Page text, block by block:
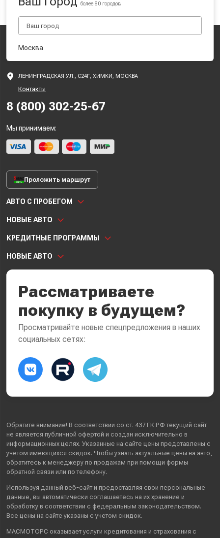
более 80 городов
Москва
ЛЕНИНГРАДСКАЯ УЛ., С24Г, ХИМКИ, МОСКВА
Контакты
8 (800) 302-25-67
Мы принимаем:
Проложить маршрут
АВТО С ПРОБЕГОМ
НОВЫЕ АВТО
КРЕДИТНЫЕ ПРОГРАММЫ
НОВЫЕ АВТО
Рассматриваете
покупку в будущем?
Просматривайте новые спецпредложения в наших
социальных сетях:
Обратите внимание! В соответствии со ст. 437 ГК РФ текущий сайт
не является публичной офертой и создан исключительно в
информационных целях. Указанные на сайте цены представлены с
учетом имеющихся скидок. Чтобы узнать актуальные цены на авто,
обратитесь к менеджеру по продажам при помощи формы
обратной связи или по телефону.
Используя данный веб-сайт и предоставляя свои персональные
данные , вы автоматически соглашаетесь на их хранение и
обработку в соответствии с федеральным законодательством.
Все цены на сайте указаны с учетом скидок.
МАСМОТОРС оказывает услуги кредитования и страхования с